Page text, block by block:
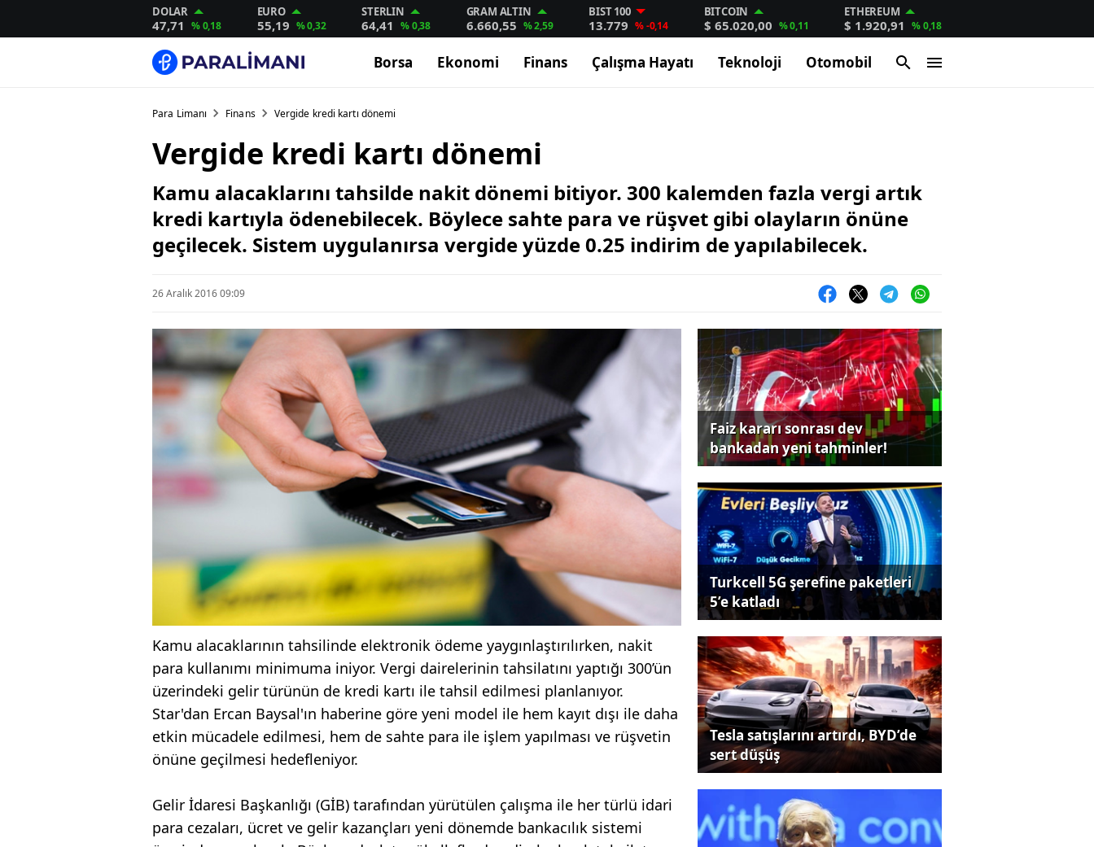
DOLAR
47,71 % 0,18
EURO
55,19 % 0,32
STERLIN
64,41 % 0,38
GRAM ALTIN
6.660,55 % 2,59
BIST 100
13.779 % -0,14
BITCOIN
$ 65.020,00 % 0,11
ETHEREUM
$ 1.920,91 % 0,18
Borsa Ekonomi Finans Çalışma Hayatı Teknoloji Otomobil
Para Limanı Finans Vergide kredi kartı dönemi
Vergide kredi kartı dönemi
Kamu alacaklarını tahsilde nakit dönemi bitiyor. 300 kalemden fazla vergi artık
kredi kartıyla ödenebilecek. Böylece sahte para ve rüşvet gibi olayların önüne
geçilecek. Sistem uygulanırsa vergide yüzde 0.25 indirim de yapılabilecek.
26 Aralık 2016 09:09
Kamu alacaklarının tahsilinde elektronik ödeme yaygınlaştırılırken, nakit
para kullanımı minimuma iniyor. Vergi dairelerinin tahsilatını yaptığı 300’ün
üzerindeki gelir türünün de kredi kartı ile tahsil edilmesi planlanıyor.
Star'dan Ercan Baysal'ın haberine göre yeni model ile hem kayıt dışı ile daha
etkin mücadele edilmesi, hem de sahte para ile işlem yapılması ve rüşvetin
önüne geçilmesi hedefleniyor.
Gelir İdaresi Başkanlığı (GİB) tarafından yürütülen çalışma ile her türlü idari
para cezaları, ücret ve gelir kazançları yeni dönemde bankacılık sistemi
Faiz kararı sonrası dev
bankadan yeni tahminler!
Turkcell 5G şerefine paketleri
5’e katladı
Tesla satışlarını artırdı, BYD’de
sert düşüş